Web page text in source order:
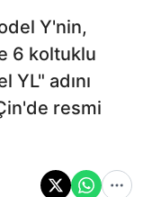
Y'nin,
6 koltuklu
adını
resmi